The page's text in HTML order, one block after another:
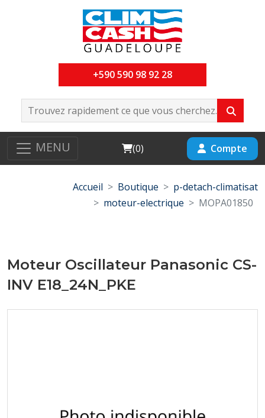
+590 590 98 92 28
MENU Cart
(0) Compte
Accueil Boutique
p-detach-climatisat
moteur-electrique
MOPA01850
Moteur Oscillateur Panasonic CS-
INV E18_24N_PKE